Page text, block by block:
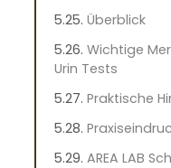
Überblick
Wichtige
Urin Tests
Praktische
AREA LAB